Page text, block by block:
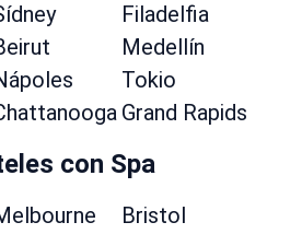
Filadelfia
Medellín
Tokio
Grand Rapids
con Spa
Bristol